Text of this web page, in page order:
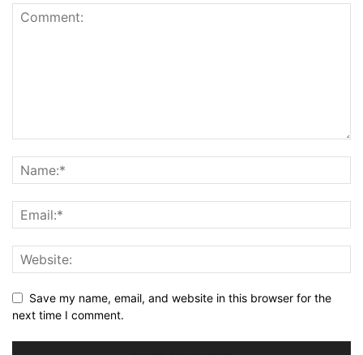
Save my name, email, and website in this browser for the
next time I comment.